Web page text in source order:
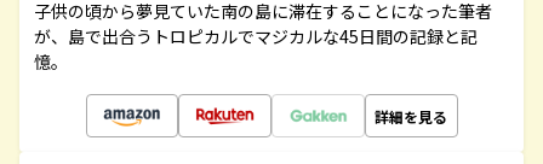
子供の頃から夢見ていた南の島に滞在することになった筆者
が、島で出合うトロピカルでマジカルな45日間の記録と記
憶。
詳細を見る